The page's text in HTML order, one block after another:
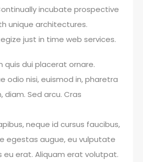
incubate prospective
unique architectures.
just in time web services.
quis dui placerat ornare.
odio nisi, euismod in, pharetra
diam. Sed arcu. Cras
neque id cursus faucibus,
egestas augue, eu vulputate
eu erat. Aliquam erat volutpat.